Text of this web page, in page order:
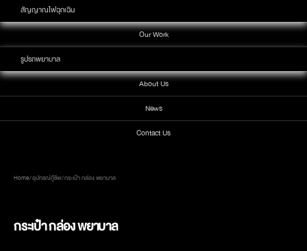
สัญญาณไฟฉุกเฉิน
Our Work
รูปรถพยาบาล
About Us
News
Contact Us
Home/อุปกรณ์กู้ชีพ/ กระเป๋า กล่อง พยาบาล
กระเป๋า กล่อง พยาบาล